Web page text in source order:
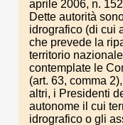
aprile 2006, n.
Dette autorità
idrografico (di cui
che prevede la
territorio
contemplate le
(art. 63, comma
altri, i Presidenti
autonome il cui
idrografico o gli